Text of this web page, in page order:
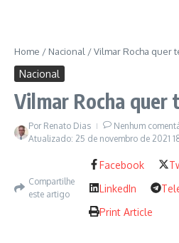
Quem é: Ex-presidente da UNE e
ex-ministro da
Data:10 de
Assembleia
Home / Nacional /Vilmar Rocha quer
Nacional
Vilmar Rocha quer
Por Renato Dias Nenhum
Atualizado: 25 de novembro de 2021
Compartilhe
este artigo
Facebook
LinkedIn
Print Article